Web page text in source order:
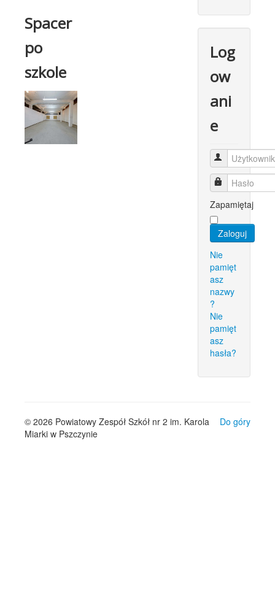
Spacer
po
szkole
Log
ow
ani
e
Użytkownik
Hasło
Zapamiętaj
Zaloguj
Nie
pamięt
asz
nazwy
?
Nie
pamięt
asz
hasła?
Do góry
© 2026 Powiatowy Zespół Szkół nr 2 im. Karola
Miarki w Pszczynie